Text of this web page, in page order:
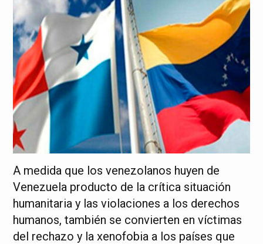
A medida que los venezolanos huyen de
Venezuela producto de la crítica situación
humanitaria y las violaciones a los derechos
humanos, también se convierten en víctimas
del rechazo y la xenofobia a los países que